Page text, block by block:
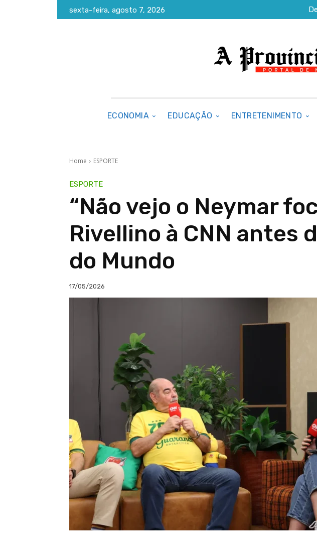
sexta-feira, agosto 7, 2026
ECONOMIA EDUCAÇÃO ENTRETENIMENTO
Home ESPORTE
ESPORTE
“Não vejo o Neymar
Rivellino à CNN antes
do Mundo
17/05/2026